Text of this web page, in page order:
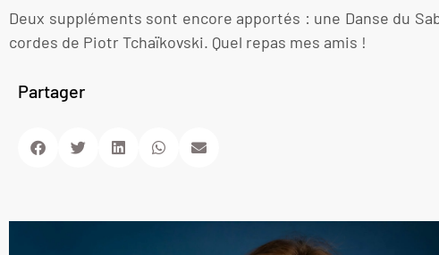
Deux suppléments sont encore apportés : une Danse du
cordes de Piotr Tchaïkovski. Quel repas mes amis !
Partager